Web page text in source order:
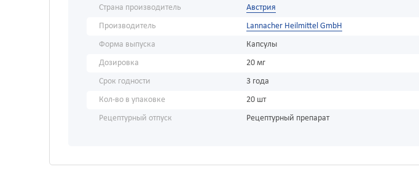
Страна производитель
Австрия
Производитель
Lannacher Heilmittel GmbH
Форма выпуска
Капсулы
Дозировка
20 мг
Срок годности
3 года
Кол-во в упаковке
20 шт
Рецептурный отпуск
Рецептурный препарат